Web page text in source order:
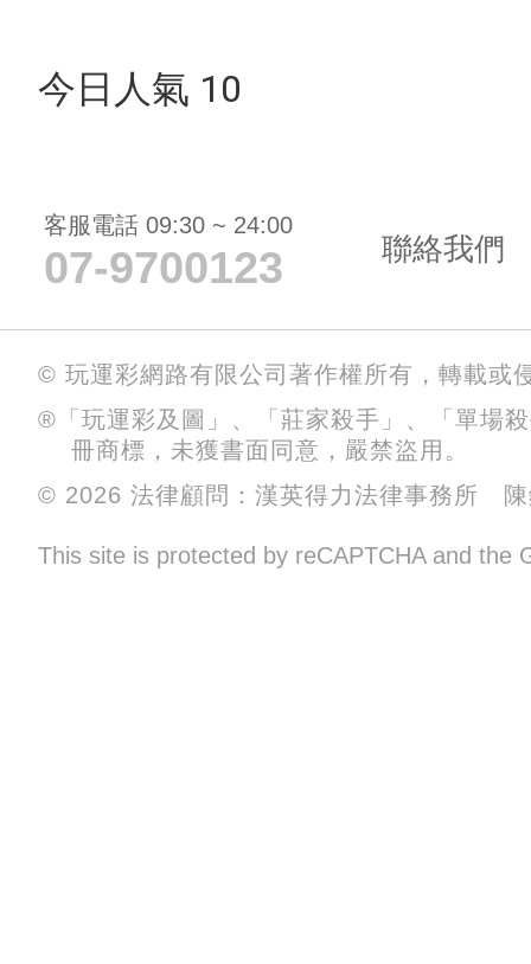
今日人氣 10
客服電話 09:30 ~ 24:00
07-9700123 聯絡我們
© 玩運彩網路有限公司著作權所有，轉載或
®「玩運彩及圖」、「莊家殺手」、「單場
冊商標，未獲書面同意，嚴禁盜用。
© 2026 法律顧問：漢英得力法律事務所 陳
This site is protected by reCAPTCHA and the